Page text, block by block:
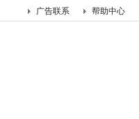
帮助中心
广告联系